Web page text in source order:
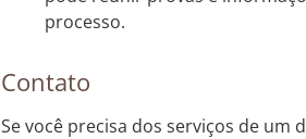
processo.
Contato
Se você precisa dos serviços de um